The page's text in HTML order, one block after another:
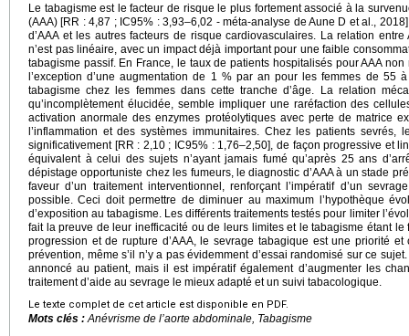
Le tabagisme est le facteur de risque le plus fortement associé à la
(AAA) [RR : 4,87 ; IC95% : 3,93–6,02 - méta-analyse de Aune D et al.,
d’AAA et les autres facteurs de risque cardiovasculaires. La relation
n’est pas linéaire, avec un impact déjà important pour une faible
tabagisme passif. En France, le taux de patients hospitalisés pour AAA
l’exception d’une augmentation de 1 % par an pour les femmes de 55
tabagisme chez les femmes dans cette tranche d’âge. La relation
qu’incomplètement élucidée, semble impliquer une raréfaction des
activation anormale des enzymes protéolytiques avec perte de matrice
l’inflammation et des systèmes immunitaires. Chez les patients sevrés,
significativement [RR : 2,10 ; IC95% : 1,76–2,50], de façon progressive et
équivalent à celui des sujets n’ayant jamais fumé qu’après 25 ans
dépistage opportuniste chez les fumeurs, le diagnostic d’AAA à un stade
faveur d’un traitement interventionnel, renforçant l’impératif d’un
possible. Ceci doit permettre de diminuer au maximum l’hypothèque
d’exposition au tabagisme. Les différents traitements testés pour limiter
fait la preuve de leur inefficacité ou de leurs limites et le tabagisme étant
progression et de rupture d’AAA, le sevrage tabagique est une priorité
prévention, même s’il n’y a pas évidemment d’essai randomisé sur ce
annoncé au patient, mais il est impératif également d’augmenter les
traitement d’aide au sevrage le mieux adapté et un suivi tabacologique.
Le texte complet de cet article est disponible en PDF.
Mots clés : Anévrisme de l’aorte abdominale, Tabagisme